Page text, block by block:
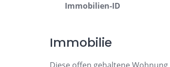
Immobilien-ID
Immobilie